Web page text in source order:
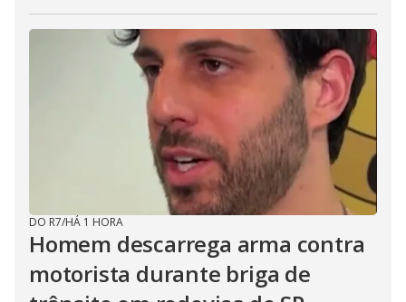
DO R7/HÁ 1 HORA
Homem descarrega arma contra
motorista durante briga de